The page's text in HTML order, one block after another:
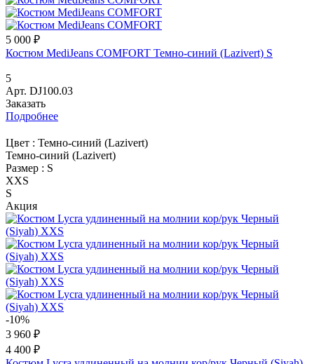
5 000 ₽
Костюм MediJeans COMFORT Темно-синий (Lazivert) S
5
Арт. DJ100.03
Заказать
Подробнее
Цвет : Темно-синий (Lazivert)
Темно-синий (Lazivert)
Размер : S
XXS
S
Акция
-10%
3 960 ₽
4 400 ₽